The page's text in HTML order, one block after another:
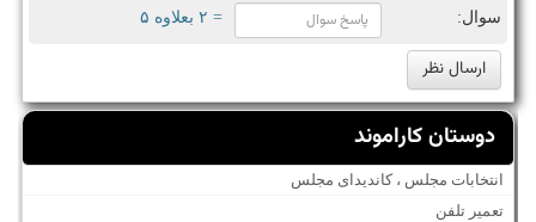
سوال: = ۲ بعلاوه ۵
دوستان کاراموند
انتخابات مجلس ، کاندیدای مجلس
تعمیر تلفن